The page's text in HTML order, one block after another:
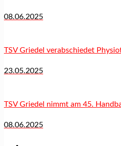
08.06.2025
TSV Griedel verabschiedet
23.05.2025
TSV Griedel nimmt am 45.
08.06.2025